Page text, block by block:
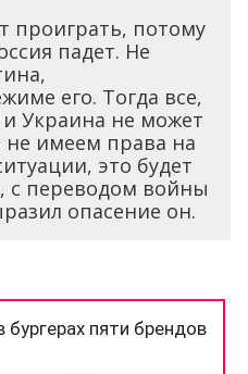
проиграть, потому
падет. Не
его. Тогда все,
и Украина не может
имеем права на
это будет
с переводом войны
опасение он.